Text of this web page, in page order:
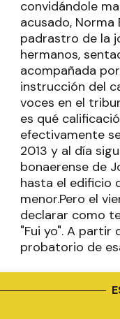
convidándole
acusado,
padrastro de la
hermanos,
acompañada
instrucción del
voces en el
es qué
efectivamente
2013 y al día
bonaerense de
hasta el edificio
menor.Pero el
declarar como
"Fui yo". A partir
probatorio de